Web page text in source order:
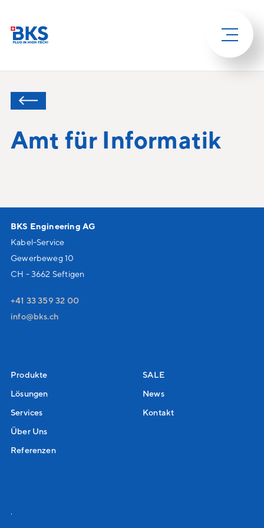
Amt für Informatik
BKS Engineering AG
Kabel-Service
Gewerbeweg 10
CH - 3662 Seftigen
+41 33 359 32 00
nf
bks ch
Produkte
Lösungen
Services
Über Uns
Referenzen
SALE
News
Kontakt
.